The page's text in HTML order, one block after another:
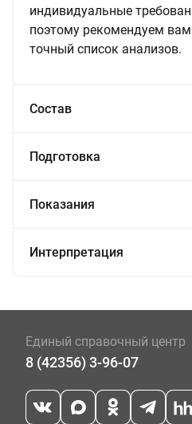
индивидуальные
поэтому рекомендуем
точный список анализов.
Состав
Подготовка
Показания
Интерпретация
Единый справочный центр
8 (42356) 3-96-07